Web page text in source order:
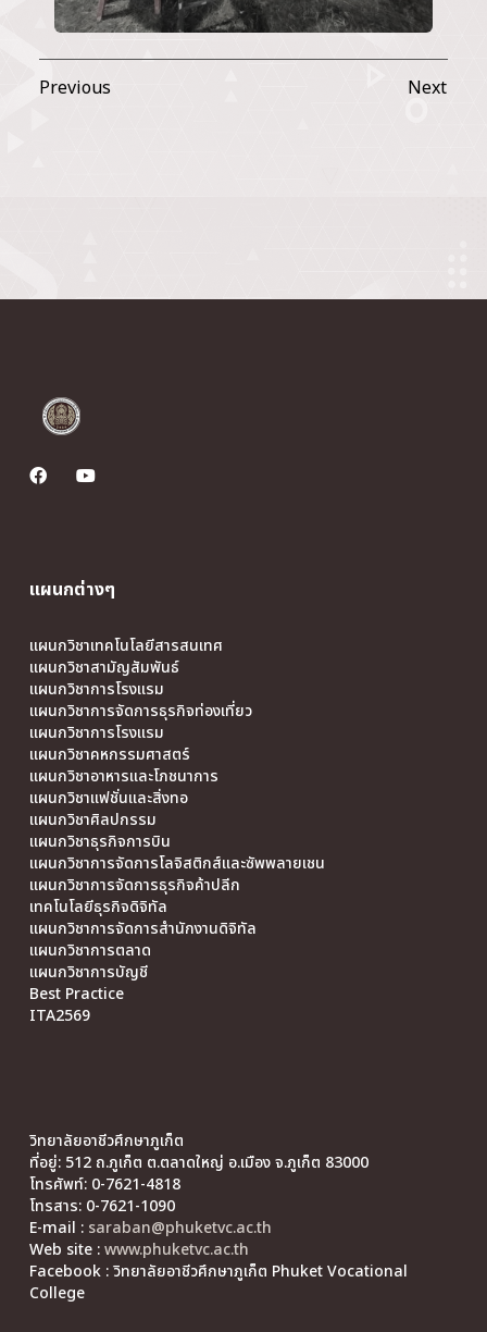
Previous Next
แผนกต่างๆ
แผนกวิชาเทคโนโลยีสารสนเทศ
แผนกวิชาสามัญสัมพันธ์
แผนกวิชาการโรงแรม
แผนกวิชาการจัดการธุรกิจท่องเที่ยว
แผนกวิชาการโรงแรม
แผนกวิชาคหกรรมศาสตร์
แผนกวิชาอาหารและโภชนาการ
แผนกวิชาแฟชั่นและสิ่งทอ
แผนกวิชาศิลปกรรม
แผนกวิชาธุรกิจการบิน
แผนกวิชาการจัดการโลจิสติกส์และซัพพลายเชน
แผนกวิชาการจัดการธุรกิจค้าปลีก
เทคโนโลยีธุรกิจดิจิทัล
แผนกวิชาการจัดการสำนักงานดิจิทัล
แผนกวิชาการตลาด
แผนกวิชาการบัญชี
Best Practice
ITA2569
วิทยาลัยอาชีวศึกษาภูเก็ต
ที่อยู่: 512 ถ.ภูเก็ต ต.ตลาดใหญ่ อ.เมือง จ.ภูเก็ต 83000
โทรศัพท์: 0-7621-4818
โทรสาร: 0-7621-1090
E-mail : saraban@phuketvc.ac.th
Web site :www.phuketvc.ac.th
Facebook : วิทยาลัยอาชีวศึกษาภูเก็ต Phuket Vocational
College